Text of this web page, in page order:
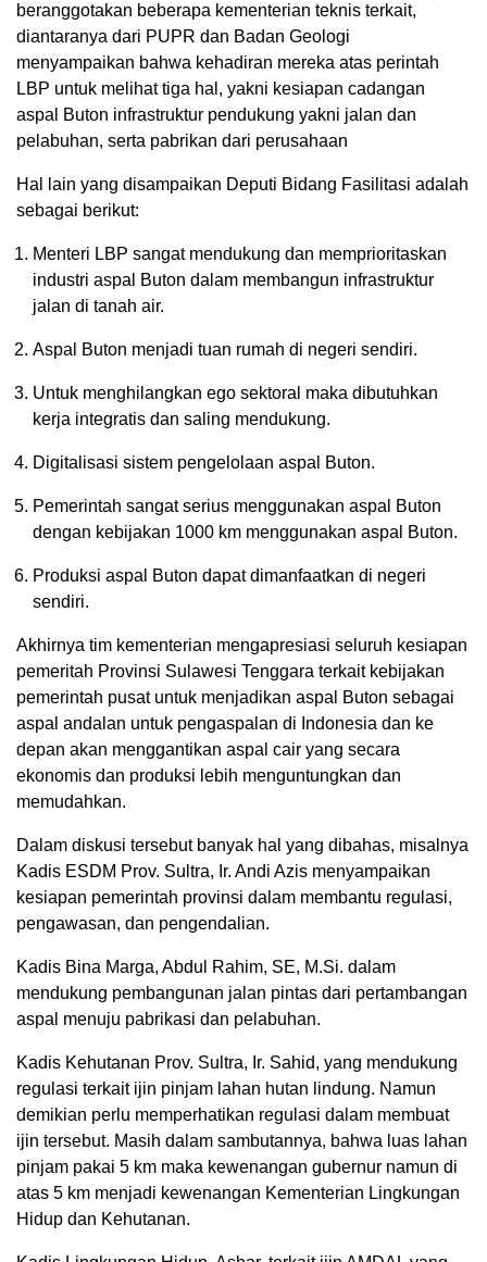
beranggotakan beberapa kementerian teknis terkait,
diantaranya dari PUPR dan Badan Geologi
menyampaikan bahwa kehadiran mereka atas perintah
LBP untuk melihat tiga hal, yakni kesiapan cadangan
aspal Buton infrastruktur pendukung yakni jalan dan
pelabuhan, serta pabrikan dari perusahaan
Hal lain yang disampaikan Deputi Bidang Fasilitasi adalah
sebagai berikut:
Menteri LBP sangat mendukung dan memprioritaskan
industri aspal Buton dalam membangun infrastruktur
jalan di tanah air.
Aspal Buton menjadi tuan rumah di negeri sendiri.
Untuk menghilangkan ego sektoral maka dibutuhkan
kerja integratis dan saling mendukung.
Digitalisasi sistem pengelolaan aspal Buton.
Pemerintah sangat serius menggunakan aspal Buton
dengan kebijakan 1000 km menggunakan aspal Buton.
Produksi aspal Buton dapat dimanfaatkan di negeri
sendiri.
Akhirnya tim kementerian mengapresiasi seluruh kesiapan
pemeritah Provinsi Sulawesi Tenggara terkait kebijakan
pemerintah pusat untuk menjadikan aspal Buton sebagai
aspal andalan untuk pengaspalan di Indonesia dan ke
depan akan menggantikan aspal cair yang secara
ekonomis dan produksi lebih menguntungkan dan
memudahkan.
Dalam diskusi tersebut banyak hal yang dibahas, misalnya
Kadis ESDM Prov. Sultra, Ir. Andi Azis menyampaikan
kesiapan pemerintah provinsi dalam membantu regulasi,
pengawasan, dan pengendalian.
Kadis Bina Marga, Abdul Rahim, SE, M.Si. dalam
mendukung pembangunan jalan pintas dari pertambangan
aspal menuju pabrikasi dan pelabuhan.
Kadis Kehutanan Prov. Sultra, Ir. Sahid, yang mendukung
regulasi terkait ijin pinjam lahan hutan lindung. Namun
demikian perlu memperhatikan regulasi dalam membuat
ijin tersebut. Masih dalam sambutannya, bahwa luas lahan
pinjam pakai 5 km maka kewenangan gubernur namun di
atas 5 km menjadi kewenangan Kementerian Lingkungan
Hidup dan Kehutanan.